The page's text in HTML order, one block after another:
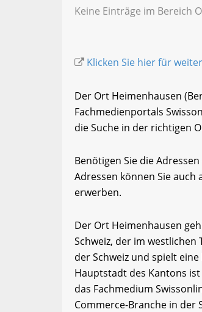
Keine Einträge im Bereich
Klicken Sie hier für
Der Ort Heimenhausen
Fachmedienportals
die Suche in der richtigen
Benötigen Sie die
Adressen können Sie auch
erwerben.
Der Ort Heimenhausen
Schweiz, der im
der Schweiz und spielt
Hauptstadt des Kantons
das Fachmedium
Commerce-Branche in der